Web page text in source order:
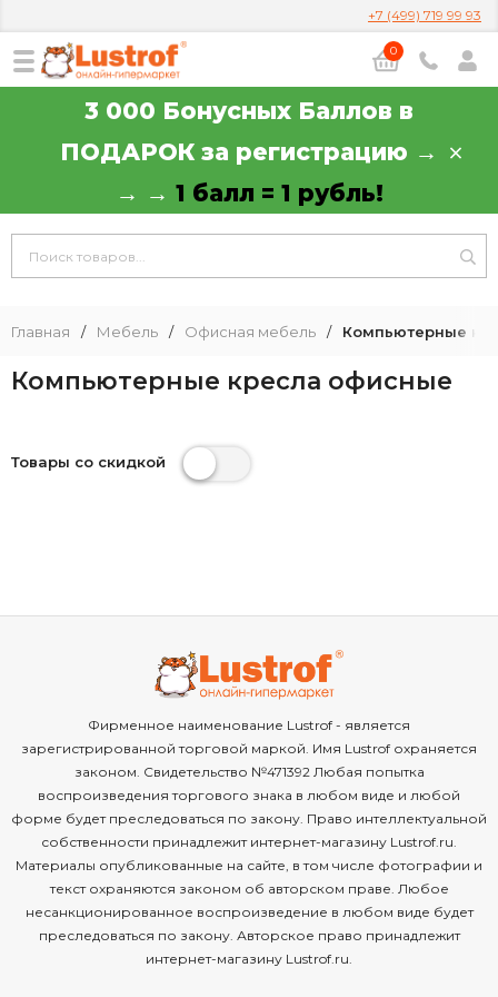
+7 (499) 719 99 93
0
3 000 Бонусных Баллов в
ПОДАРОК за регистрацию →
→ → 1 балл = 1 рубль!
Главная / Мебель / Офисная мебель / Компьютерные
Компьютерные кресла офисные
Товары со скидкой
Фирменное наименование Lustrof - является
зарегистрированной торговой маркой. Имя Lustrof охраняется
законом. Свидетельство №471392 Любая попытка
воспроизведения торгового знака в любом виде и любой
форме будет преследоваться по закону. Право интеллектуальной
собственности принадлежит интернет-магазину Lustrof.ru.
Материалы опубликованные на сайте, в том числе фотографии и
текст охраняются законом об авторском праве. Любое
несанкционированное воспроизведение в любом виде будет
преследоваться по закону. Авторское право принадлежит
интернет-магазину Lustrof.ru.